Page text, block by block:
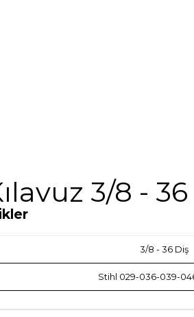
3/8 -
3/8 - 36 Diş
Stihl 029-036-039-